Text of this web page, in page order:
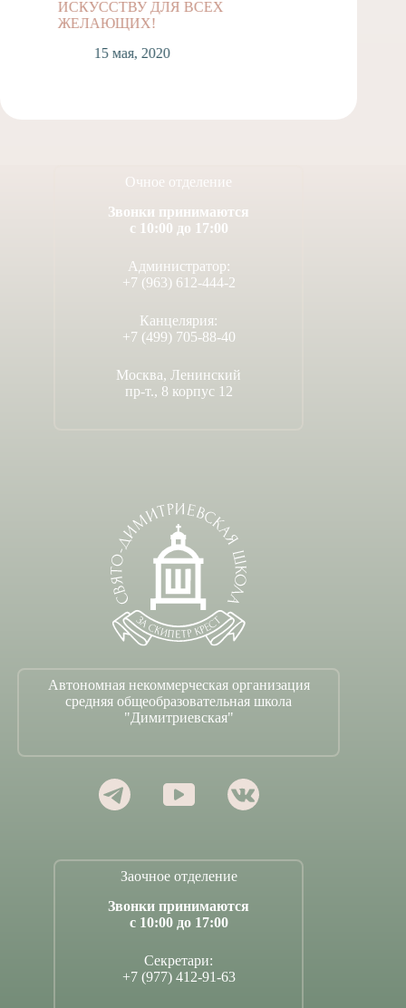
ИСКУССТВУ ДЛЯ ВСЕХ
ЖЕЛАЮЩИХ!
15 мая, 2020
Очное отделение
Звонки принимаются
с 10:00 до 17:00
Администратор:
+7 (963) 612-444-2
Канцелярия:
+7 (499) 705-88-40
Москва, Ленинский
пр-т., 8 корпус 12
Автономная некоммерческая организация
средняя общеобразовательная школа
"Димитриевская"
Заочное отделение
Звонки принимаются
с 10:00 до 17:00
Секретари:
+7 (977) 412-91-63